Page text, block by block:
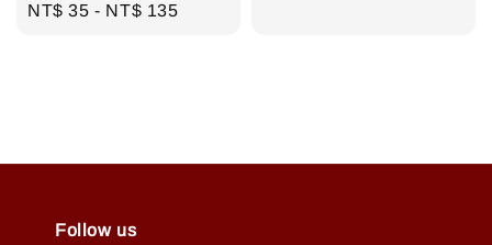
Regular
NT$ 35 - NT$ 135
Follow us